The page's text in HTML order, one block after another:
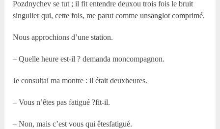
Pozdnychev se tut ; il fit entendre deuxou trois fois le bruit
singulier qui, cette fois, me parut comme unsanglot comprimé.
Nous approchions d’une station.
– Quelle heure est-il ? demanda moncompagnon.
Je consultai ma montre : il était deuxheures.
– Vous n’êtes pas fatigué ?fit-il.
– Non, mais c’est vous qui êtesfatigué.